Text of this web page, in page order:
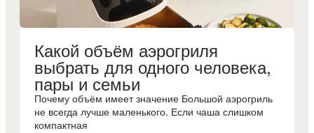
Какой объём аэрогриля
выбрать для одного человека,
пары и семьи
Почему объём имеет значение Большой аэрогриль
не всегда лучше маленького. Если чаша слишком
компактная